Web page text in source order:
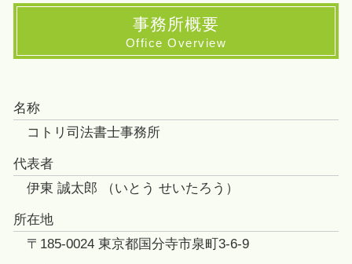
事務所概要
Office Overview
名称
コトリ司法書士事務所
代表者
伊東 誠太郎 （いとう せいたろう）
所在地
〒185-0024 東京都国分寺市泉町3-6-9